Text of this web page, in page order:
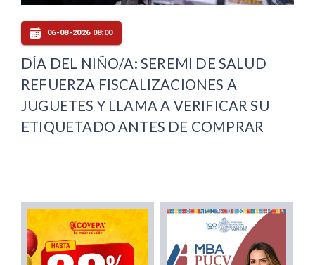
06-08-2026 08:00
DÍA DEL NIÑO/A: SEREMI DE SALUD
REFUERZA FISCALIZACIONES A
JUGUETES Y LLAMA A VERIFICAR SU
ETIQUETADO ANTES DE COMPRAR